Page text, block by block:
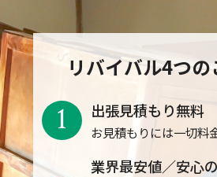
リバイバル4つの
出張見積もり無料
お見積もりには一切料
1
業界最安値／安心